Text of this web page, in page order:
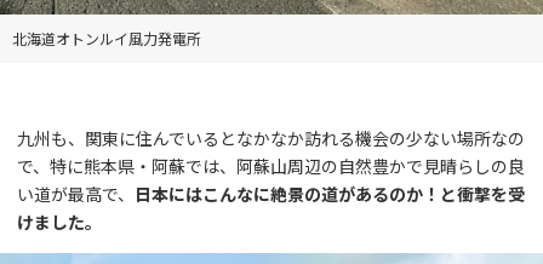
北海道オトンルイ風力発電所
九州も、関東に住んでいるとなかなか訪れる機会の少ない場所なの
で、特に熊本県・阿蘇では、阿蘇山周辺の自然豊かで見晴らしの良
い道が最高で、 日本にはこんなに絶景の道があるのか！と衝撃を受
けました。